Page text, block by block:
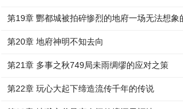
第19章 酆都城被拍碎惨烈的地府一场无法想象
第20章 地府神明不知去向
第21章 多事之秋749局未雨绸缪的应对之策
第22章 玩心大起下缔造流传千年的传说